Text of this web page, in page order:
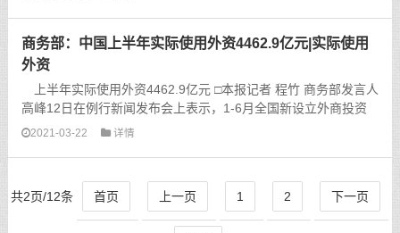
商务部：中国上半年实际使用外资4462.9亿元|实际使用
外资
上半年实际使用外资4462.9亿元 □本报记者 程竹 商务部发言人
高峰12日在例行新闻发布会上表示，1-6月全国新设立外商投资
企业29591家，同比增长96.6%；实际使用外资4462.9亿元，同
2021-03-22 详情
共2页/12条 首页 上一页 1 2 下一页